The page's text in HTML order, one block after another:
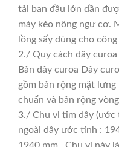
tải ban đầu lớn dần
máy kéo nông ngư cơ.
lồng sấy dùng cho
2./ Quy cách dây
Bản dây curoa Dây
gồm bản rộng mặt
chuẩn và bản rộng
3./ Chu vi tim dây (ước
ngoài dây ước tính :